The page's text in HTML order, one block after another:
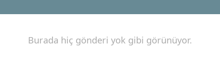
Burada hiç gönderi yok gibi görünüyor.